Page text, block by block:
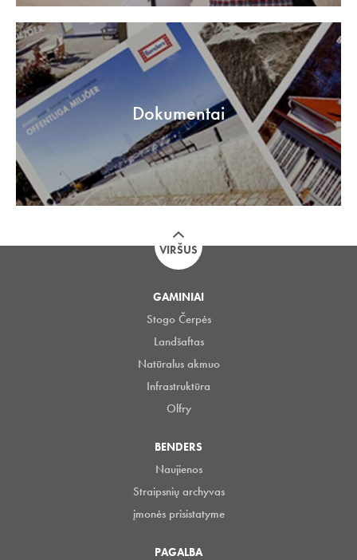
Dokumentai
VIRŠUS
GAMINIAI
Stogo Čerpės
Landšaftas
Natūralus akmuo
Infrastruktūra
Olfry
BENDERS
Naujienos
Straipsnių archyvas
įmonės prisistatyme
PAGALBA